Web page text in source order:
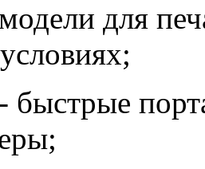
для
быстрые